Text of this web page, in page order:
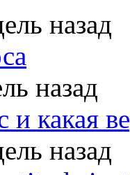
назад
назад
и какая
назад